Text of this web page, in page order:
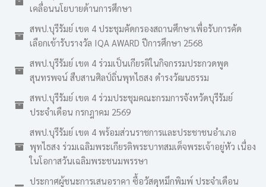
เคลื่อนนโยบายด้านการศึกษา
สพป.บุรีรัมย์ เขต 4 ประชุมคัดกรองสถานศึกษาเพื่อรับการคัด
เลือกเข้ารับรางวัล IQA AWARD ปีการศึกษา 2568
สพป.บุรีรัมย์ เขต 4 ร่วมเป็นเกียรติในกิจกรรมประกวดพูด
สุนทรพจน์ สืบสานศิลป์ถิ่นพุทไธสง ดำรงวัฒนธรรม
สพป.บุรีรัมย์ เขต 4 ร่วมประชุมคณะกรมการจังหวัดบุรีรัมย์
ประจำเดือน กรกฎาคม 2569
สพป.บุรีรัมย์ เขต 4 พร้อมส่วนราชการและประชาชนอำเภอ
พุทไธสง ร่วมเฉลิมพระเกียรติพระบาทสมเด็จพระเจ้าอยู่หัว เนื่อง
ในโอกาสวันเฉลิมพระชนมพรรษา
ประกาศผู้ชนะการเสนอราคา ซื้อวัสดุหมึกพิมพ์ ประจำเดือน